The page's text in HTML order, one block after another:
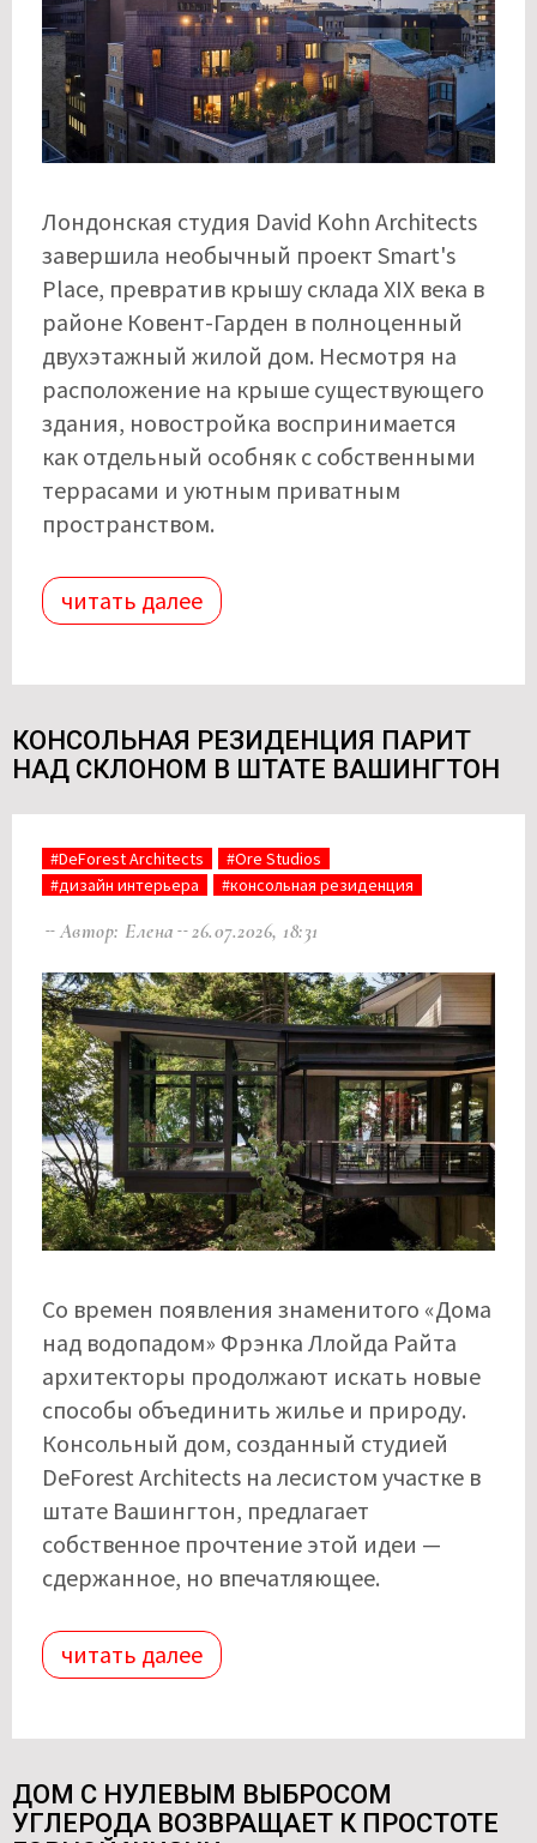
Лондонская студия David Kohn Architects
завершила необычный проект Smart's
Place, превратив крышу склада XIX века в
районе Ковент-Гарден в полноценный
двухэтажный жилой дом. Несмотря на
расположение на крыше существующего
здания, новостройка воспринимается
как отдельный особняк с собственными
террасами и уютным приватным
пространством.
читать далее
КОНСОЛЬНАЯ РЕЗИДЕНЦИЯ ПАРИТ
НАД СКЛОНОМ В ШТАТЕ ВАШИНГТОН
#DeForest Architects
#Ore Studios
#дизайн интерьера
#консольная резиденция
Автор: Елена 26.07.2026, 18:31
Со времен появления знаменитого «Дома
над водопадом» Фрэнка Ллойда Райта
архитекторы продолжают искать новые
способы объединить жилье и природу.
Консольный дом, созданный студией
DeForest Architects на лесистом участке в
штате Вашингтон, предлагает
собственное прочтение этой идеи —
сдержанное, но впечатляющее.
читать далее
ДОМ С НУЛЕВЫМ ВЫБРОСОМ
УГЛЕРОДА ВОЗВРАЩАЕТ К ПРОСТОТЕ